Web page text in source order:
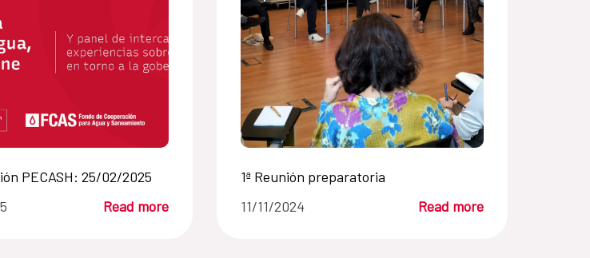
PECASH: 25/02/2025
Read more
1ª Reunión preparatoria
11/11/2024
Read more